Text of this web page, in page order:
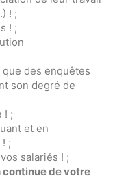
! ;
! ;
des enquêtes
son degré de
! ;
et en
;
salariés ! ;
de votre